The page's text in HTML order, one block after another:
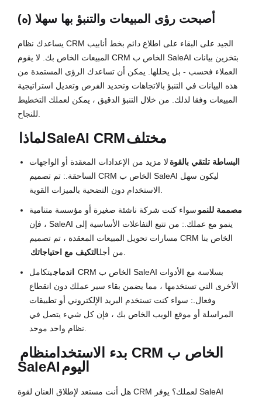
(ه) أصبحت رؤى المبيعات والتنبؤ بها سهلا
يساعدك نظام CRM الجيد على البقاء على اطلاع دائم بخط أنابيب
المبيعات الخاص بك. لا يقوم CRM الخاص ب SaleAI بتخزين بيانات
العملاء فحسب - بل يحللها. يمكن أن تساعدك الرؤى المستمدة من
هذه البيانات في التنبؤ بالاتجاهات وتحديد الفرص وتعديل استراتيجية
المبيعات وفقا لذلك. من خلال التنبؤ الدقيق ، يمكن لعملك التخطيط
للنجاح.
لماذاSaleAI CRMمختلف
البساطة تلتقي بالقوة لا مزيد من الإعدادات المعقدة أو الواجهات
الساحقة.: تم تصميم CRM الخاص ب SaleAI ليكون سهل
الاستخدام دون التضحية بالميزات القوية.
مصممة للنمو سواء كنت شركة ناشئة صغيرة أو مؤسسة متنامية
، فإن SaleAI ينمو مع عملك.: من تتبع التفاعلات الأساسية إلى
مسارات تحويل المبيعات المعقدة ، تم تصميم CRM الخاص بنا
من أجلالتكيف مع احتياجاتك .
اندماجيتكامل CRM الخاص ب SaleAI بسلاسة مع الأدوات
الأخرى التي تستخدمها ، مما يضمن بقاء سير عملك دون انقطاع
وفعال.: سواء كنت تستخدم البريد الإلكتروني أو تطبيقات
المراسلة أو موقع الويب الخاص بك ، فإن كل شيء يتصل في
نظام واحد موحد.
بدء الاستخدامنظام CRM الخاص ب
SaleAIاليوم
هل أنت مستعد لإطلاق العنان لقوة CRM لعملك؟ يوفر SaleAI